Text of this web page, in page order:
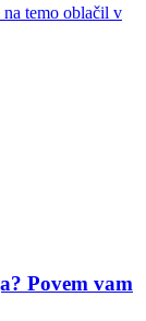
temo oblačil v
Povem vam